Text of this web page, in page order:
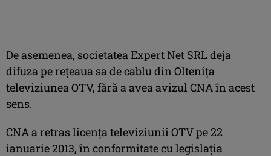
De asemenea, societatea Expert Net SRL deja
difuza pe reţeaua sa de cablu din Olteniţa
televiziunea OTV, fără a avea avizul CNA în acest
sens.
CNA a retras licenţa televiziunii OTV pe 22
ianuarie 2013, în conformitate cu legislaţia